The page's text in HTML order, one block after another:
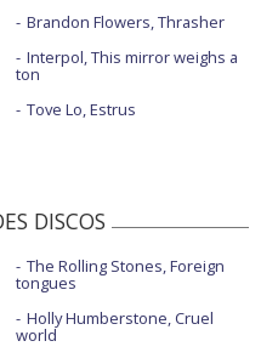
Brandon Flowers, Thrasher
Interpol, This mirror weighs a
ton
Tove Lo, Estrus
DISCOS
The Rolling Stones, Foreign
tongues
Holly Humberstone, Cruel
world